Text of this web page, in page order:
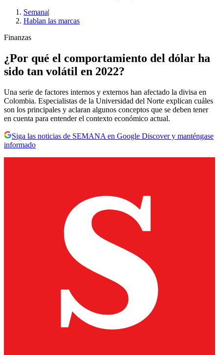
Semana|
Hablan las marcas
Finanzas
¿Por qué el comportamiento del dólar ha
sido tan volátil en 2022?
Una serie de factores internos y externos han afectado la divisa en
Colombia. Especialistas de la Universidad del Norte explican cuáles
son los principales y aclaran algunos conceptos que se deben tener
en cuenta para entender el contexto económico actual.
Siga las noticias de SEMANA en Google Discover y manténgase
informado